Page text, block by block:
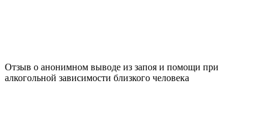
Отзыв о анонимном выводе из запоя и помощи при
алкогольной зависимости близкого человека